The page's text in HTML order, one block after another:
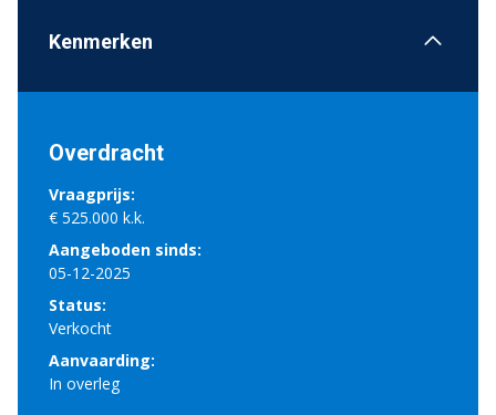
Kenmerken
Overdracht
Vraagprijs:
€ 525.000 k.k.
Aangeboden sinds:
05-12-2025
Status:
Verkocht
Aanvaarding:
In overleg